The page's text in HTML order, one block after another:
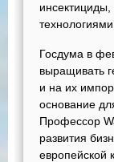
технологиями
Госдума в
выращивать
и на их
основание
Профессор
развития
европейской